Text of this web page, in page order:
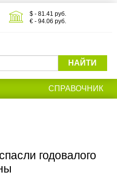
$ - 81.41 руб.
€ - 94.06 руб.
НАЙТИ
СПРАВОЧНИК
годовалого